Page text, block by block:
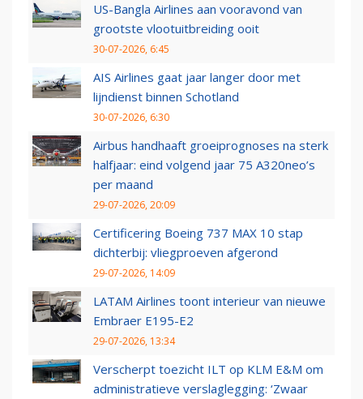
US-Bangla Airlines aan vooravond van
grootste vlootuitbreiding ooit
30-07-2026, 6:45
AIS Airlines gaat jaar langer door met
lijndienst binnen Schotland
30-07-2026, 6:30
Airbus handhaaft groeiprognoses na sterk
halfjaar: eind volgend jaar 75 A320neo’s
per maand
29-07-2026, 20:09
Certificering Boeing 737 MAX 10 stap
dichterbij: vliegproeven afgerond
29-07-2026, 14:09
LATAM Airlines toont interieur van nieuwe
Embraer E195-E2
29-07-2026, 13:34
Verscherpt toezicht ILT op KLM E&M om
administratieve verslaglegging: ‘Zwaar